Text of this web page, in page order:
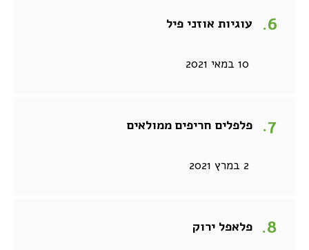
עוגיות אוזני פיל
10 במאי 2021
פלפלים חריפים ממולאים
2 במרץ 2021
פלאפל ירוק